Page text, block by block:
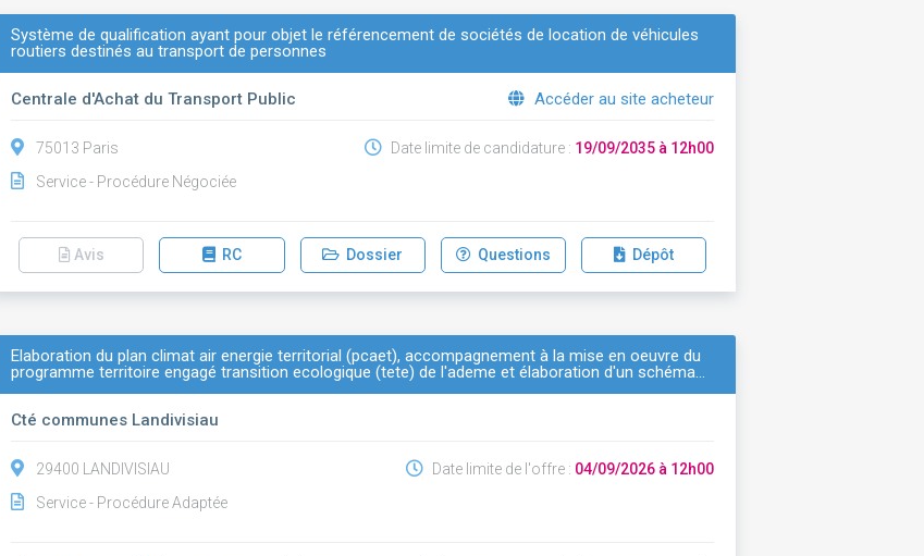
Système de qualification ayant pour objet le référencement de sociétés de location de véhicules
routiers destinés au transport de personnes
Centrale d'Achat du Transport Public Accéder au site acheteur
75013 Paris
Service - Procédure Négociée
Date limite de candidature : 19/09/2035 à 12h00
Avis RC Dossier Questions Dépôt
Elaboration du plan climat air energie territorial (pcaet), accompagnement à la mise en oeuvre du
programme territoire engagé transition ecologique (tete) de l'ademe et élaboration d'un schéma…
Cté communes Landivisiau
29400 LANDIVISIAU
Service - Procédure Adaptée
Date limite de l'offre : 04/09/2026 à 12h00